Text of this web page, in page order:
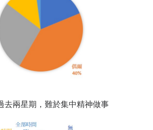
去兩星期，難於集中精神做事